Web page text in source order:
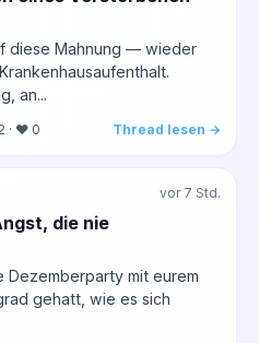
diese Mahnung — wieder
an...
· ❤️ 0 Thread lesen →
vor 7 Std.
die nie
Dezemberparty mit eurem
gehatt, wie es sich